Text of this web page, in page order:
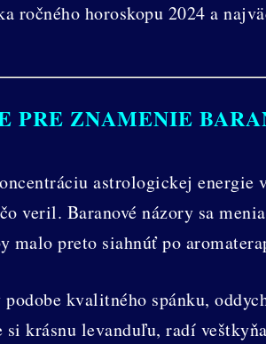
ročného horoskopu 2024 a
PRE ZNAMENIE
astrologickej energie
veril. Baranové názory sa
malo preto siahnúť po
kvalitného spánku,
krásnu levanduľu, radí